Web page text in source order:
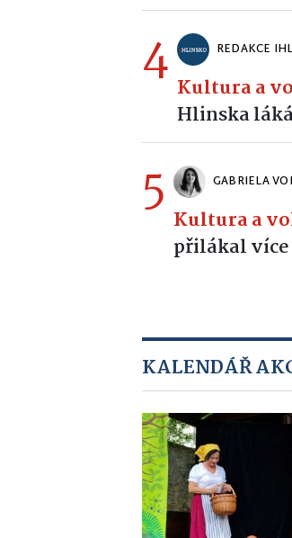
4 REDAKCE
Kultura a
Hlinska
5 GABRIELA
Kultura a
přilákal
KALENDÁŘ